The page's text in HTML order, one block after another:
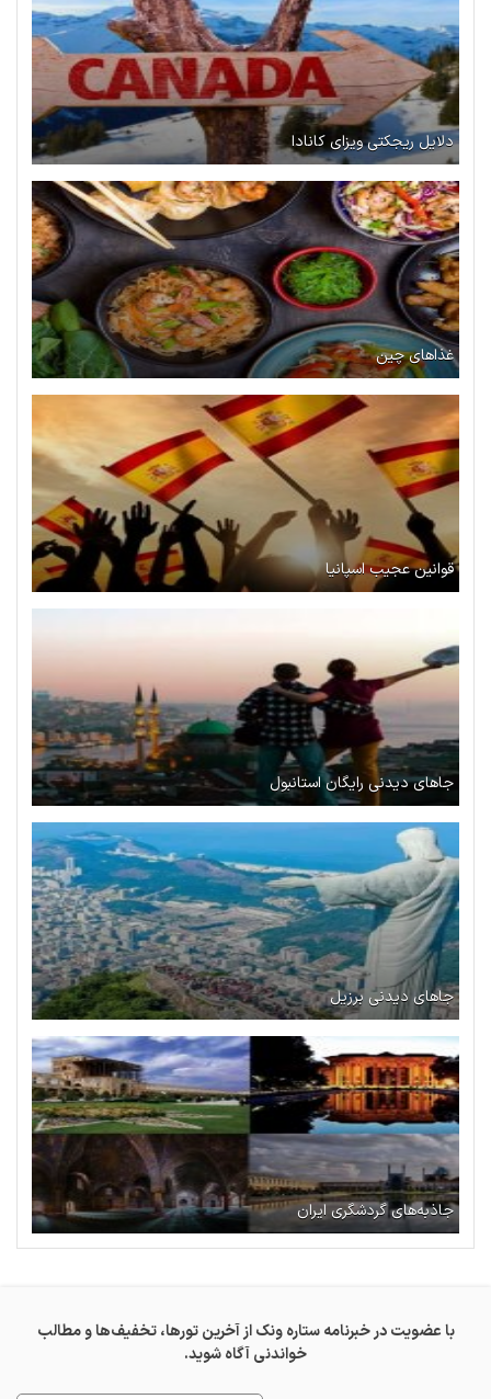
دلایل ریجکتی ویزای کانادا
غذاهای چین
قوانین عجیب اسپانیا
جاهای دیدنی رایگان استانبول
جاهای دیدنی برزیل
جاذبه‌های گردشگری ایران
با عضویت در خبرنامه ستاره ونک از آخرین تورها، تخفیف‌ها و مطالب
خواندنی آگاه شوید.